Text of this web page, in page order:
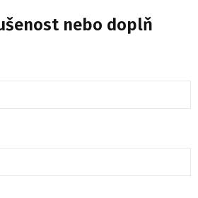
nebo doplň